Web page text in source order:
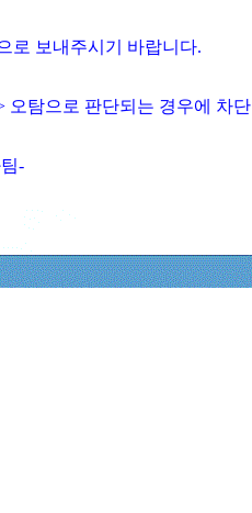
로 보내주시기 바랍니다.
오탐으로 판단되는 경우에 차단
-